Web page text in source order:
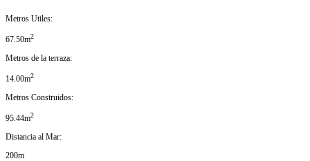
Metros Utiles:
67.50m2
Metros de la terraza:
14.00m2
Metros Construidos:
95.44m2
Distancia al Mar:
200m